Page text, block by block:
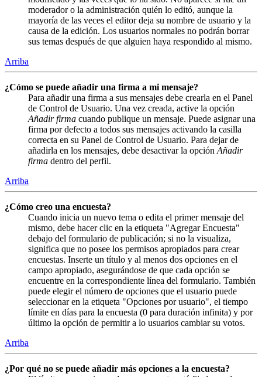
moderador o la administración quién lo editó, aunque la
mayoría de las veces el editor deja su nombre de usuario y la
causa de la edición. Los usuarios normales no podrán borrar
sus temas después de que alguien haya respondido al mismo.
Arriba
¿Cómo se puede añadir una firma a mi mensaje?
Para añadir una firma a sus mensajes debe crearla en el Panel
de Control de Usuario. Una vez creada, active la opción
Añadir firma cuando publique un mensaje. Puede asignar una
firma por defecto a todos sus mensajes activando la casilla
correcta en su Panel de Control de Usuario. Para dejar de
añadirla en los mensajes, debe desactivar la opción Añadir
firma dentro del perfil.
Arriba
¿Cómo creo una encuesta?
Cuando inicia un nuevo tema o edita el primer mensaje del
mismo, debe hacer clic en la etiqueta "Agregar Encuesta"
debajo del formulario de publicación; si no la visualiza,
significa que no posee los permisos apropiados para crear
encuestas. Inserte un título y al menos dos opciones en el
campo apropiado, asegurándose de que cada opción se
encuentre en la correspondiente línea del formulario. También
puede elegir el número de opciones que el usuario puede
seleccionar en la etiqueta "Opciones por usuario", el tiempo
límite en días para la encuesta (0 para duración infinita) y por
último la opción de permitir a lo usuarios cambiar su votos.
Arriba
¿Por qué no se puede añadir más opciones a la encuesta?